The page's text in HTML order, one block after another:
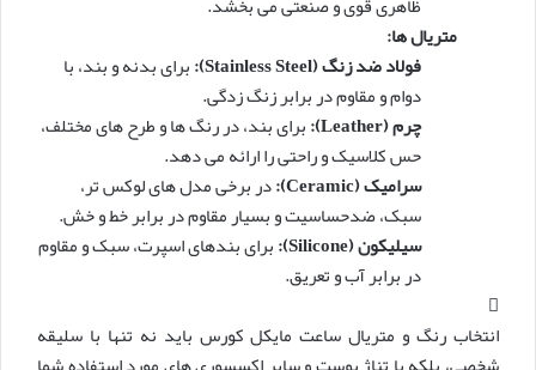
متریال ها:
فولاد ضد زنگ (Stainless Steel):
برای بدنه و بند، با
دوام و مقاوم در برابر زنگ زدگی.
چرم (Leather):
برای بند، در رنگ ها و طرح های مختلف،
حس کلاسیک و راحتی را ارائه می دهد.
سرامیک (Ceramic):
در برخی مدل های لوکس تر،
سبک، ضدحساسیت و بسیار مقاوم در برابر خط و خش.
سیلیکون (Silicone):
برای بندهای اسپرت، سبک و مقاوم
در برابر آب و تعریق.
انتخاب رنگ و متریال ساعت مایکل کورس باید نه تنها با سلیقه